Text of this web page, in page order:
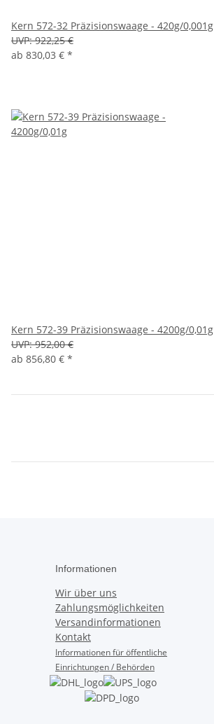
Kern 572-32 Präzisionswaage - 420g/0,001g
UVP: 922,25 €
ab 830,03 € *
Kern 572-39 Präzisionswaage - 4200g/0,01g
UVP: 952,00 €
ab 856,80 € *
Informationen
Wir über uns
Zahlungsmöglichkeiten
Versandinformationen
Kontakt
Informationen für öffentliche
Einrichtungen / Behörden